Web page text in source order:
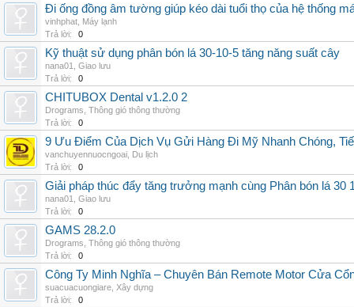
Đi ống đồng âm tường giúp kéo dài tuổi thọ của hệ thống
vinhphat Máy lạnh
Trả lời:
0
Kỹ thuật sử dụng phân bón lá 30-10-5 tăng năng suất cây
nana01
Giao lưu
Trả lời:
0
CHITUBOX Dental v1.2.0 2
Drograms Thông gió thông thường
Trả lời:
0
9 Ưu Điểm Của Dịch Vụ Gửi Hàng Đi Mỹ Nhanh Chóng,
vanchuyennuocngoai Du lịch
Trả lời:
0
Giải pháp thúc đẩy tăng trưởng mạnh cùng Phân bón lá 30
nana01
Giao lưu
Trả lời:
0
GAMS 28.2.0
Drograms Thông gió thông thường
Trả lời:
0
Công Ty Minh Nghĩa – Chuyên Bán Remote Motor Cửa
suacuacuongiare Xây dựng
Trả lời:
0